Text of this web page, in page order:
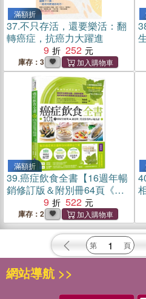
滿額折
37.不只存活，還要樂活：翻
轉癌症，抗癌力大躍進
9
252
庫存：3
滿額折
39.癌症飲食全書【16週年暢
銷修訂版＆附別冊64頁《全
面啟動抗癌自癒力》】
9 522
庫存：2
網站導航 >>